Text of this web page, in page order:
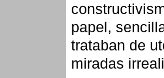
papel,
trataban de
miradas